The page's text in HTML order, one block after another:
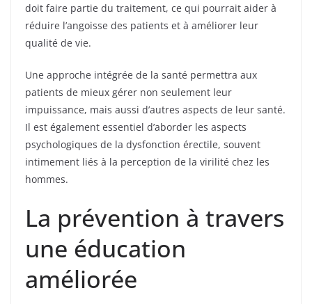
doit faire partie du traitement, ce qui pourrait aider à
réduire l’angoisse des patients et à améliorer leur
qualité de vie.
Une approche intégrée de la santé permettra aux
patients de mieux gérer non seulement leur
impuissance, mais aussi d’autres aspects de leur santé.
Il est également essentiel d’aborder les aspects
psychologiques de la dysfonction érectile, souvent
intimement liés à la perception de la virilité chez les
hommes.
La prévention à travers
une éducation
améliorée